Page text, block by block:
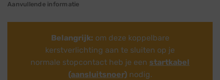
Aanvullende informatie
Belangrijk: om deze koppelbare
kerstverlichting aan te sluiten op je
normale stopcontact heb je een startkabel
(aansluitsnoer)nodig.